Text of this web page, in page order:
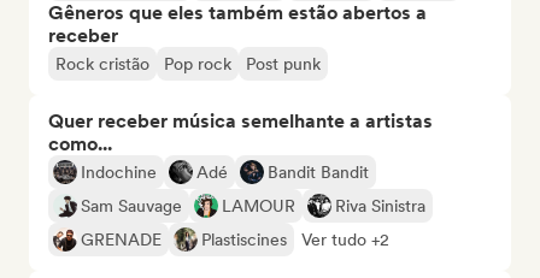
Gêneros que eles também estão abertos a
receber
Rock cristão Pop rock Post punk
Quer receber música semelhante a artistas
como...
Indochine Adé
Bandit Bandit
Sam Sauvage
LAMOUR
Riva Sinistra
GRENADE
Plastiscines Ver tudo +2